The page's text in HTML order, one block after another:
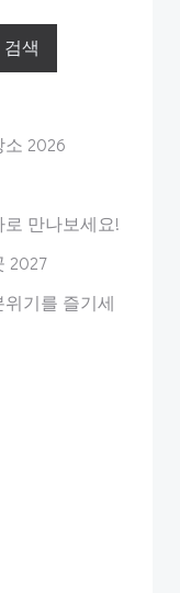
검색
2026
만나보세요!
2027
기를 즐기세